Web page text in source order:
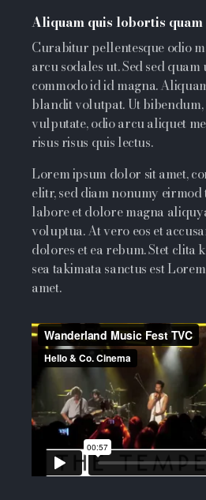
Aliquam quis lobortis quam
Curabitur pellentesque odio
arcu sodales ut. Sed sed
commodo id id magna.
blandit volutpat. Ut bibendum,
vulputate, odio arcu aliquet
risus risus quis lectus.
Lorem ipsum dolor sit amet,
elitr, sed diam nonumy
labore et dolore magna
voluptua. At vero eos et
dolores et ea rebum. Stet clita
sea takimata sanctus est
amet.